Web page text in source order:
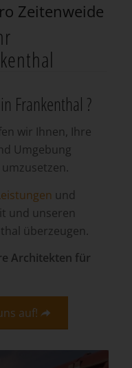
Zeitenweide
Frankenthal ?
wir Ihnen, Ihre
Umgebung
und
und unseren
überzeugen.
Architekten für
auf!